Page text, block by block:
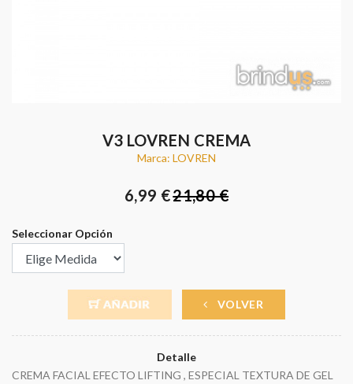
V3 LOVREN CREMA
Marca: LOVREN
6,99 €21,80 €
Seleccionar Opción
VOLVER
Detalle
CREMA FACIAL EFECTO LIFTING , ESPECIAL TEXTURA DE GEL